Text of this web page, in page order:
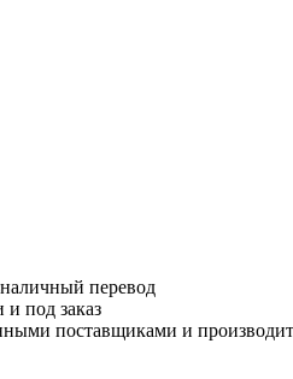
перевод
под заказ
поставщиками и